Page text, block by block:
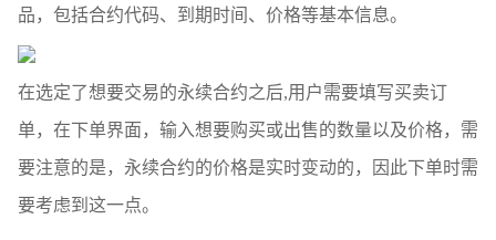
品，包括合约代码、到期时间、价格等基本信息。
在选定了想要交易的永续合约之后,用户需要填写买卖订
单，在下单界面，输入想要购买或出售的数量以及价格，需
要注意的是，永续合约的价格是实时变动的，因此下单时需
要考虑到这一点。